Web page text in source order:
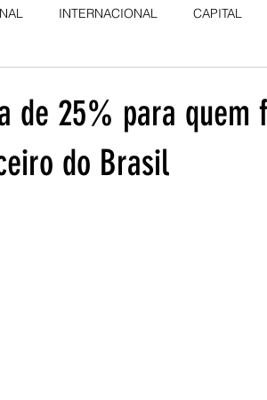
INTERNACIONAL CAPITAL
de 25% para quem
do Brasil